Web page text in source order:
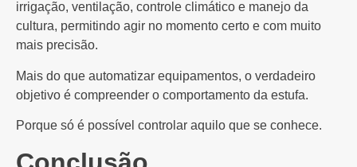
irrigação, ventilação, controle climático e manejo da
cultura, permitindo agir no momento certo e com muito
mais precisão.
Mais do que automatizar equipamentos, o verdadeiro
objetivo é compreender o comportamento da estufa.
Porque só é possível controlar aquilo que se conhece.